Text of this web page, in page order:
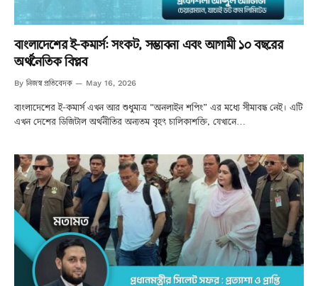
বাংলাদেশের ই-কমার্স: সংকট, সম্ভাবনা এবং আগামী ১০ বছরের
অর্থনৈতিক বিপ্লব
By নিজস্ব প্রতিবেদক May 16, 2026
বাংলাদেশের ই-কমার্স এখন আর শুধুমাত্র “অনলাইন শপিং” এর মধ্যে সীমাবদ্ধ নেই। এটি
এখন দেশের ডিজিটাল অর্থনীতির অন্যতম বৃহৎ চালিকাশক্তি, যেখানে…